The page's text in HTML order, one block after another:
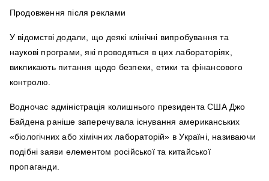
Продовження після реклами
У відомстві додали, що деякі клінічні випробування та
наукові програми, які проводяться в цих лабораторіях,
викликають питання щодо безпеки, етики та фінансового
контролю.
Водночас адміністрація колишнього президента США Джо
Байдена раніше заперечувала існування американських
«біологічних або хімічних лабораторій» в Україні, називаючи
подібні заяви елементом російської та китайської
пропаганди.